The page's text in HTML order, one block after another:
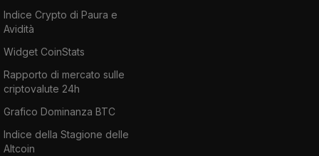
Indice Crypto di Paura e
Avidità
Widget CoinStats
Rapporto di mercato sulle
criptovalute 24h
Grafico Dominanza BTC
Indice della Stagione delle
Altcoin